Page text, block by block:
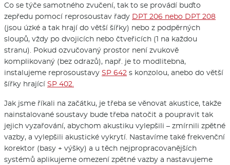
Co se týče samotného zvučení, tak to se provádí buďto
zepředu pomocí reprosoustav řady DPT 206 nebo DPT 208
(jsou úzké a tak hrají do větší šířky) nebo z podpěrných
sloupů, vždy po dvojicích nebo čtveřicích (1 na každou
stranu). Pokud ozvučovaný prostor není zvukově
komplikovaný (bez odrazů), např. je to modlitebna,
instalujeme reprosoustavy SP 642 s konzolou, anebo do větší
šířky hrající SP 402.
Jak jsme říkali na začátku, je třeba se věnovat akustice, takže
nainstalované soustavy bude třeba natočit a poupravit tak
jejich vyzařování, abychom akustiku vylepšili – zmírnili zpětné
vazby, a vylepšili akustické vykrytí. Nastavíme také frekvenční
korektor (basy + výšky) a u těch nejpropracova­nějších
systémů aplikujeme omezení zpětné vazby a nastavujeme